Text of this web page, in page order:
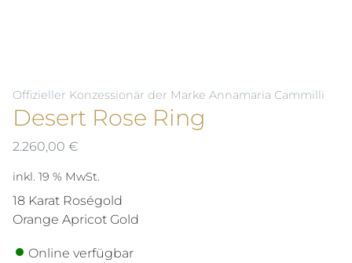
Offizieller Konzessionär der Marke Annamaria Cammilli
Desert Rose Ring
2.260,00 €
inkl. 19 % MwSt.
18 Karat Roségold
Orange Apricot Gold
Online verfügbar